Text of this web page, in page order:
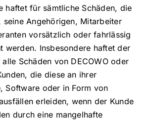
haftet für sämtliche Schäden, die
seine Angehörigen, Mitarbeiter
vorsätzlich oder fahrlässig
werden. Insbesondere haftet der
alle Schäden von DECOWO oder
die diese an ihrer
Software oder in Form von
erleiden, wenn der Kunde
durch eine mangelhafte